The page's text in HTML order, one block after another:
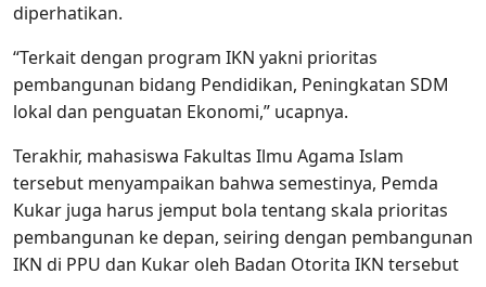
diperhatikan.
“Terkait dengan program IKN yakni prioritas
pembangunan bidang Pendidikan, Peningkatan SDM
lokal dan penguatan Ekonomi,” ucapnya.
Terakhir, mahasiswa Fakultas Ilmu Agama Islam
tersebut menyampaikan bahwa semestinya, Pemda
Kukar juga harus jemput bola tentang skala prioritas
pembangunan ke depan, seiring dengan pembangunan
IKN di PPU dan Kukar oleh Badan Otorita IKN tersebut